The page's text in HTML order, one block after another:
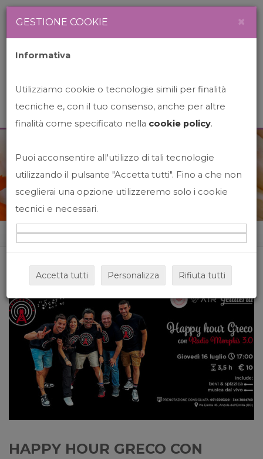
News&Events
Home News&events
HAPPY HOUR GRECO CON
GESTIONE COOKIE ×
Informativa
Utilizziamo cookie o tecnologie simili per finalità
tecniche e, con il tuo consenso, anche per altre
finalità come specificato nella cookie policy.
Puoi acconsentire all'utilizzo di tali tecnologie
utilizzando il pulsante "Accetta tutti". Fino a che non
sceglierai una opzione utilizzeremo solo i cookie
tecnici e necessari.
Accetta tutti Personalizza Rifiuta tutti